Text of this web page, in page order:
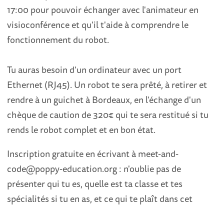
17:00 pour pouvoir échanger avec l'animateur en
visioconférence et qu'il t'aide à comprendre le
fonctionnement du robot.
Tu auras besoin d'un ordinateur avec un port
Ethernet (RJ45). Un robot te sera prêté, à retirer et
rendre à un guichet à Bordeaux, en l'échange d'un
chèque de caution de 320€ qui te sera restitué si tu
rends le robot complet et en bon état.
Inscription gratuite en écrivant à meet-and-
code@poppy-education.org : n'oublie pas de
présenter qui tu es, quelle est ta classe et tes
spécialités si tu en as, et ce qui te plaît dans cet